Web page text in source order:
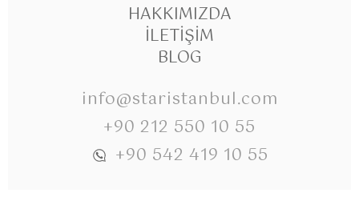
HAKKIMIZDA
İLETIŞIM
BLOG
info@staristanbul.com
+90 212 550 10 55
+90 542 419 10 55